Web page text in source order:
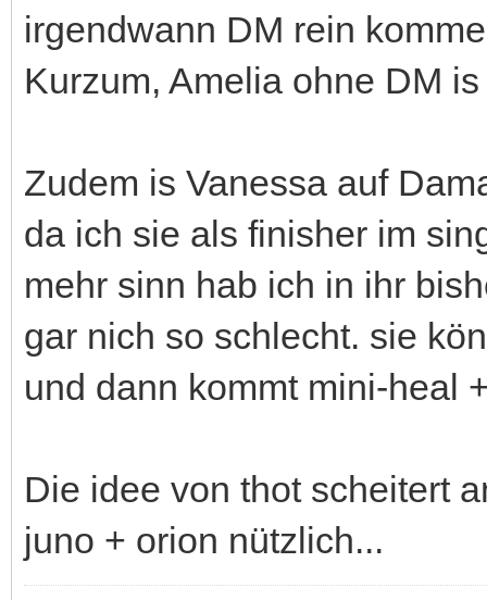
irgendwann DM rein
Kurzum, Amelia ohne DM
Zudem is Vanessa auf
da ich sie als finisher im
mehr sinn hab ich in ihr
gar nich so schlecht. sie
und dann kommt mini-heal
Die idee von thot scheitert
juno + orion nützlich...